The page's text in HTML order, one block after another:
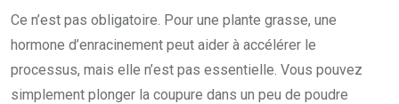
Ce n’est pas obligatoire. Pour une plante grasse, une
hormone d’enracinement peut aider à accélérer le
processus, mais elle n’est pas essentielle. Vous pouvez
simplement plonger la coupure dans un peu de poudre